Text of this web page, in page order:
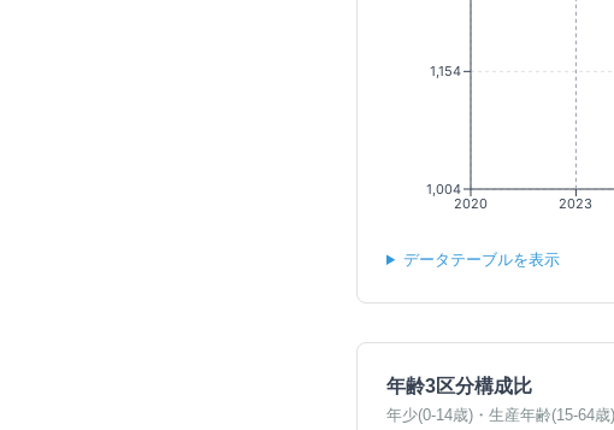
2020 2023
1,004
1,154
データテーブルを表示
年齢3区分構成比
年少(0-14歳)・生産年齢(15-64